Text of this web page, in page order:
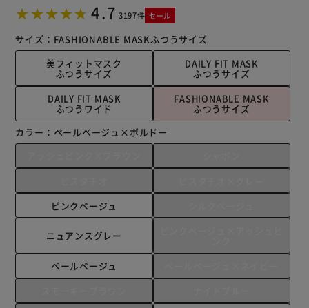
4.7 3197件 セール
サイズ： FASHIONABLE MASKふつうサイズ
美フィットマスク
ふつうサイズ
DAILY FIT MASK
ふつうサイズ
DAILY FIT MASK
ふつうワイド
FASHIONABLE MASK
ふつうサイズ
カラー： ペールベージュ×ボルドー
ピンクベージュ
ニュアンスグレー
ペールベージュ